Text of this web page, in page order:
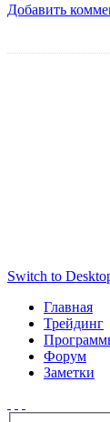
Добавить
Switch to
Главная
Трейдинг
Форум
Заметки